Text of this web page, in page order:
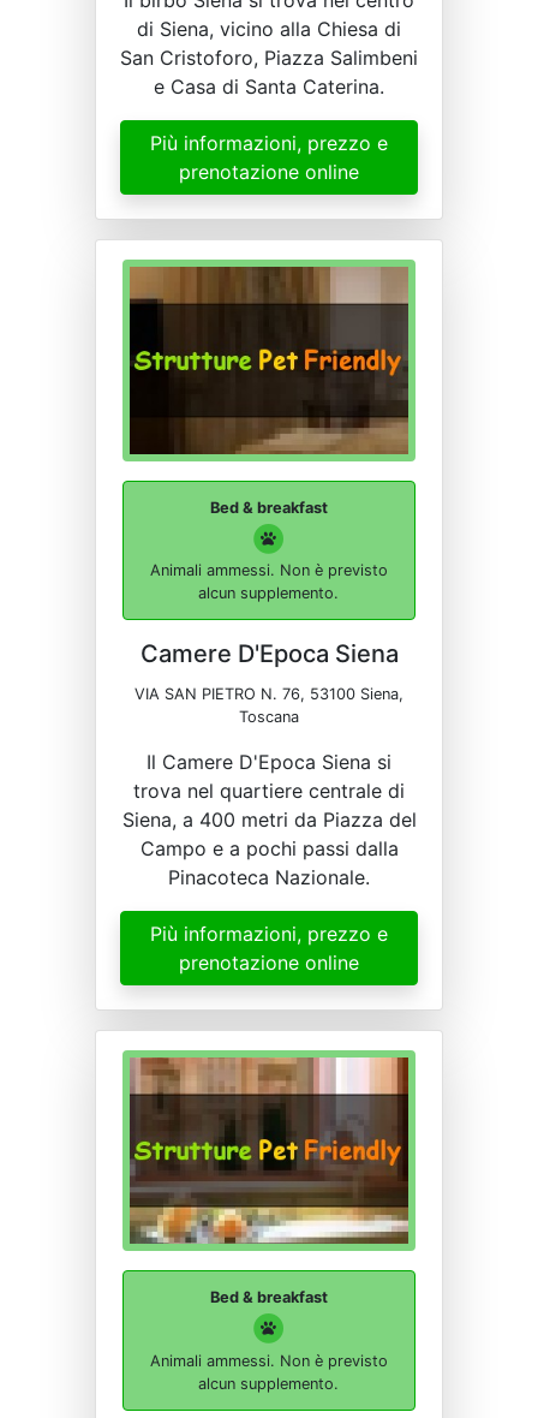
di Siena, vicino alla Chiesa di
San Cristoforo, Piazza Salimbeni
e Casa di Santa Caterina.
Più informazioni, prezzo e
prenotazione online
Bed & breakfast
Animali ammessi. Non è previsto
alcun supplemento.
Camere D'Epoca Siena
VIA SAN PIETRO N. 76, 53100 Siena,
Toscana
Il Camere D'Epoca Siena si
trova nel quartiere centrale di
Siena, a 400 metri da Piazza del
Campo e a pochi passi dalla
Pinacoteca Nazionale.
Più informazioni, prezzo e
prenotazione online
Bed & breakfast
Animali ammessi. Non è previsto
alcun supplemento.